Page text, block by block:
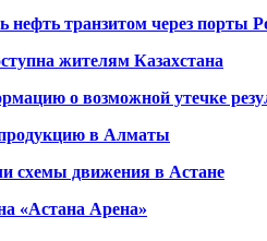
нефть транзитом через порты
жителям Казахстана
о возможной утечке
в Алматы
схемы движения в Астане
«Астана Арена»